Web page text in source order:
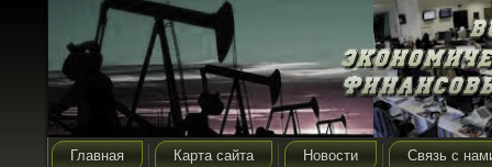
Главная Карта сайта Новости Связь с